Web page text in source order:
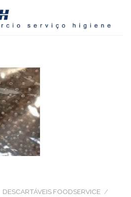
DESCARTÁVEIS FOODSERVICE /